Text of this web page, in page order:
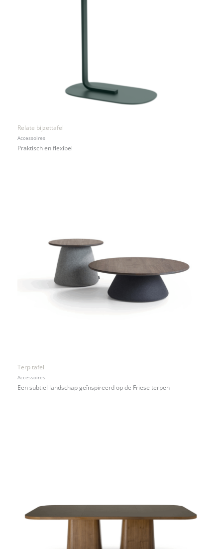
Relate bijzettafel
Accessoires
Praktisch en flexibel
Terp tafel
Accessoires
Een subtiel landschap geïnspireerd op de Friese terpen